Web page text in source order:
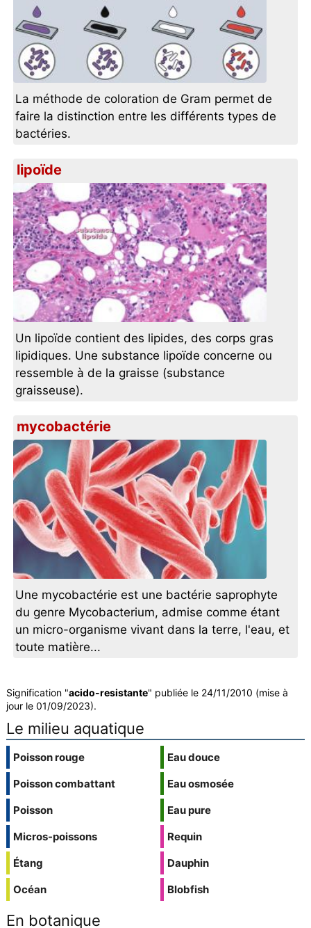
La méthode de coloration de Gram permet de
faire la distinction entre les différents types de
bactéries.
lipoïde
Un lipoïde contient des lipides, des corps gras
lipidiques. Une substance lipoïde concerne ou
ressemble à de la graisse (substance
graisseuse).
mycobactérie
Une mycobactérie est une bactérie saprophyte
du genre Mycobacterium, admise comme étant
un micro-organisme vivant dans la terre, l'eau, et
toute matière...
Signification "acido-resistante" publiée le 24/11/2010 (mise à
jour le 01/09/2023).
Le milieu aquatique
Poisson rouge
Poisson combattant
Poisson
Micros-poissons
Étang
Océan
Eau douce
Eau osmosée
Eau pure
Requin
Dauphin
Blobfish
En botanique